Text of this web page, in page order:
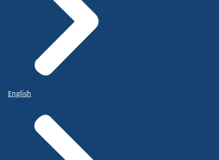
English